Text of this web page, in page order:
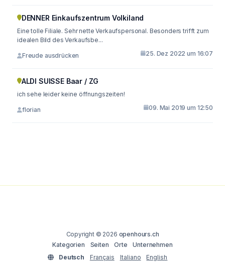
DENNER Einkaufszentrum Volkiland
Eine tolle Filiale. Sehr nette Verkaufspersonal. Besonders trifft zum
idealen Bild des Verkaufsbe...
Freude ausdrücken 25. Dez 2022 um 16:07
ALDI SUISSE Baar / ZG
ich sehe leider keine öffnungszeiten!
florian 09. Mai 2019 um 12:50
Copyright © 2026 openhours.ch
Kategorien
Seiten Orte
Unternehmen
Deutsch
Français Italiano English